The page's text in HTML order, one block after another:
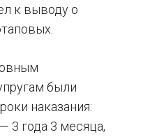
к выводу о
были
наказания:
3 года 3 месяца,